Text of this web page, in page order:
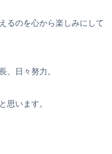
るのを心から楽しみにして
、日々努力。
思います。